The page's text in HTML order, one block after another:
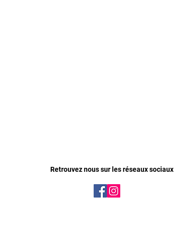
Retrouvez nous sur les réseaux sociaux